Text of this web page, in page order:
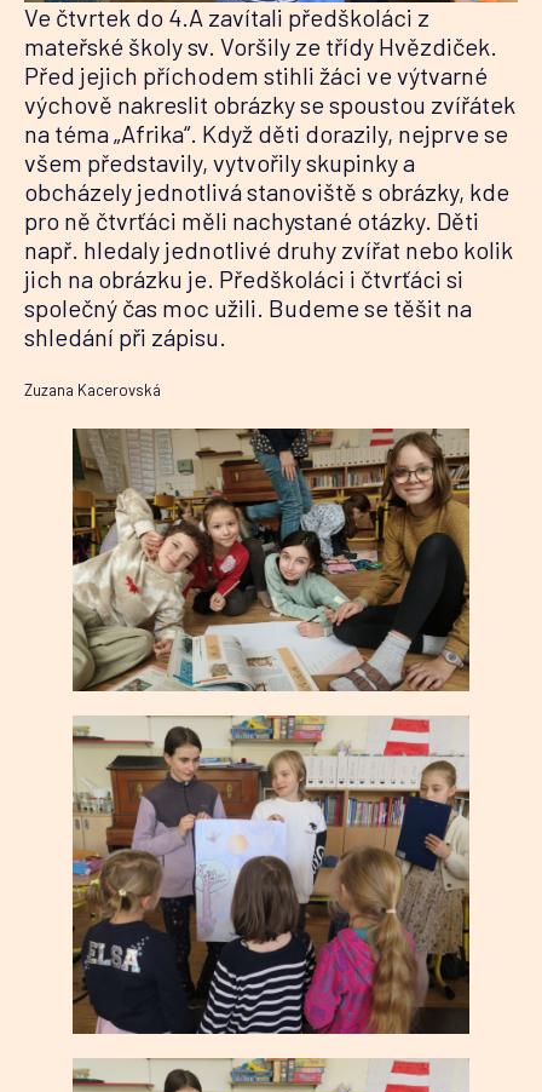
Ve čtvrtek do 4.A zavítali předškoláci z
mateřské školy sv. Voršily ze třídy Hvězdiček.
Před jejich příchodem stihli žáci ve výtvarné
výchově nakreslit obrázky se spoustou zvířátek
na téma „Afrika“. Když děti dorazily, nejprve se
všem představily, vytvořily skupinky a
obcházely jednotlivá stanoviště s obrázky, kde
pro ně čtvrťáci měli nachystané otázky. Děti
např. hledaly jednotlivé druhy zvířat nebo kolik
jich na obrázku je. Předškoláci i čtvrťáci si
společný čas moc užili. Budeme se těšit na
shledání při zápisu.
Zuzana Kacerovská